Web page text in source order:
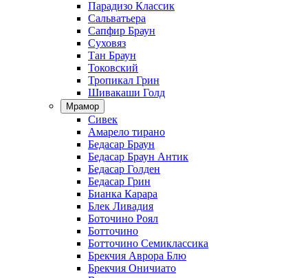
Парадизо Классик
Сальватьера
Сапфир Браун
Суховяз
Тан Браун
Токовский
Тропикал Грин
Шивакаши Голд
Мрамор
Сивек
Амарело тирано
Бедасар Браун
Бедасар Браун Антик
Бедасар Голден
Бедасар Грин
Бианка Карара
Блек Ливадия
Боточино Роял
Ботточино
Ботточино Семиклассика
Брекчия Аврора Блю
Брекчия Оничиато